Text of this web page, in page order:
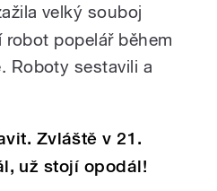
velký souboj
popelář během
Roboty sestavili a
Zvláště v 21.
už stojí opodál!